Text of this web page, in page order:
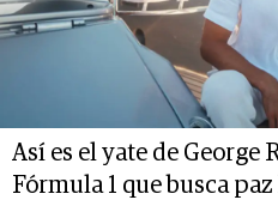
Así es el yate de George
Fórmula 1 que busca